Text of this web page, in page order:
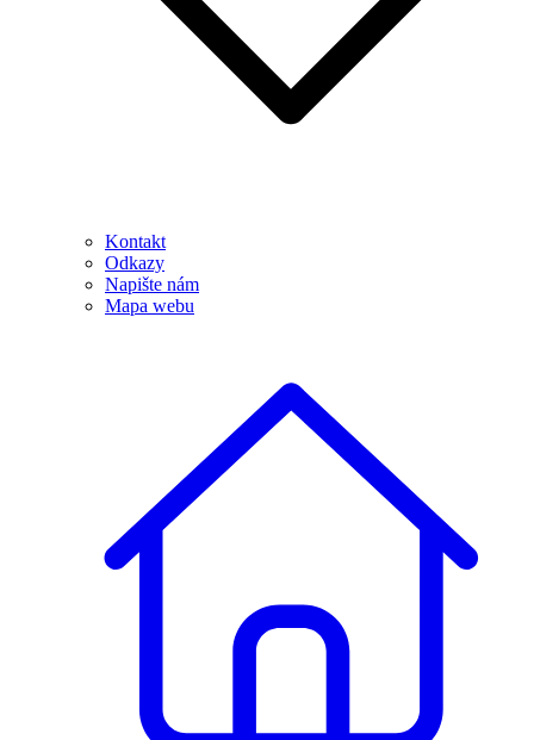
Kontakt
Odkazy
Napište nám
Mapa webu